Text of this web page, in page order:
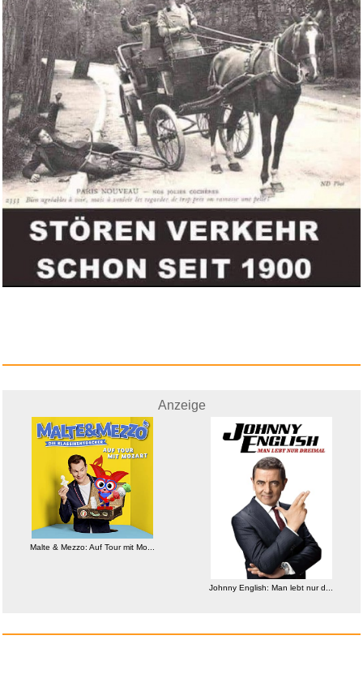
Johnny English: Man lebt nur d...
Anzeige
Räuberhöhle - Dekosc...
Richter in Paris (Oktober 1961...
Anzeige
Malte & Mezzo: Auf Tour mit Mo...
Johnny English: Man lebt nur d...